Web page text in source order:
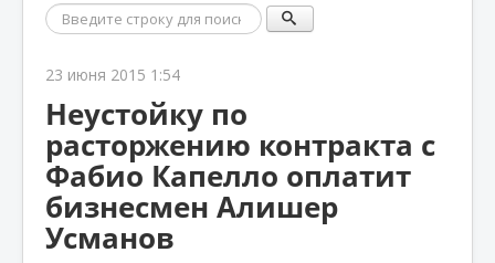
Поиск
23 июня 2015 1:54
Неустойку по
расторжению контракта с
Фабио Капелло оплатит
бизнесмен Алишер
Усманов